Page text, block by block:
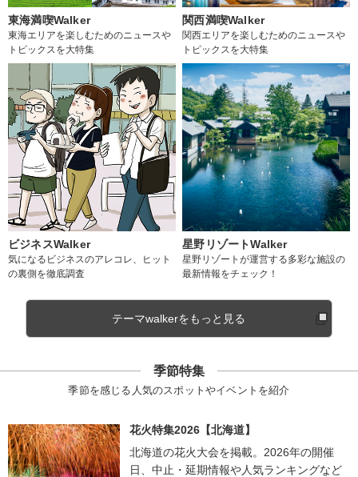
東海満喫Walker
東海エリアを楽しむためのニュースや
トピックスを大特集
関西満喫Walker
関西エリアを楽しむためのニュースや
トピックスを大特集
ビジネスWalker
気になるビジネスのアレコレ、ヒット
の裏側を徹底調査
星野リゾートWalker
星野リゾートが運営する多彩な施設の
最新情報をチェック！
テーマwalkerをもっと見る
季節特集
季節を感じる人気のスポットやイベントを紹介
花火特集2026【北海道】
北海道の花火大会を掲載。2026年の開催
日、中止・延期情報や人気ランキングなど